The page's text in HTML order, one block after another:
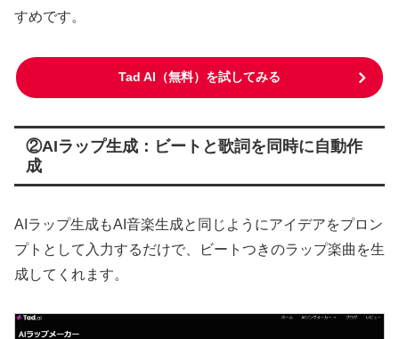
すめです。
Tad AI（無料）を試してみる
②AIラップ生成：ビートと歌詞を同時に自動作
成
AIラップ生成もAI音楽生成と同じようにアイデアをプロン
プトとして入力するだけで、ビートつきのラップ楽曲を生
成してくれます。